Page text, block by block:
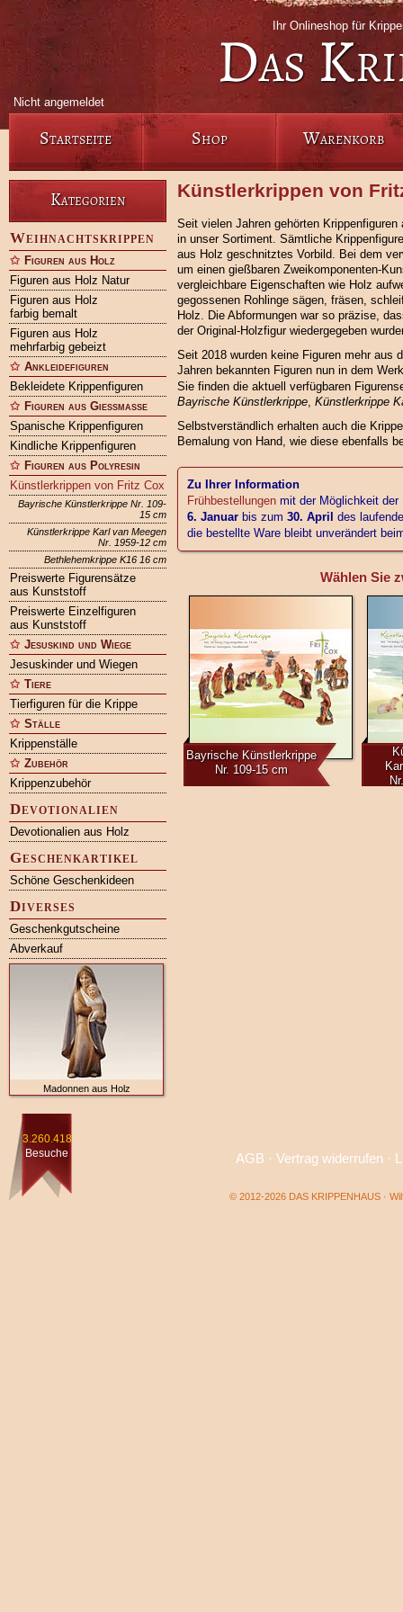
Ihr Onlineshop für
Das
Nicht angemeldet
Startseite Shop Warenkorb
Kategorien
Weihnachtskrippen
Figuren aus Holz
Figuren aus Holz Natur
Figuren aus Holz
farbig bemalt
Figuren aus Holz
mehrfarbig gebeizt
Ankleidefiguren
Bekleidete Krippenfiguren
Figuren aus Gießmasse
Spanische Krippenfiguren
Kindliche Krippenfiguren
Figuren aus Polyresin
Künstlerkrippen von Fritz Cox
Bayrische Künstlerkrippe Nr. 109-
15 cm
Künstlerkrippe Karl van Meegen
Nr. 1959-12 cm
Bethlehemkrippe K16 16 cm
Preiswerte Figurensätze
aus Kunststoff
Preiswerte Einzelfiguren
aus Kunststoff
Jesuskind und Wiege
Jesuskinder und Wiegen
Tiere
Tierfiguren für die Krippe
Ställe
Krippenställe
Zubehör
Krippenzubehör
Devotionalien
Devotionalien aus Holz
Geschenkartikel
Schöne Geschenkideen
Diverses
Geschenkgutscheine
Abverkauf
Madonnen aus Holz
Künstlerkrippen von
Seit vielen Jahren gehörten
in unser Sortiment. Sämtliche
aus Holz geschnitztes Vorbild. Bei dem
um einen gießbaren Zweikomponenten-
vergleichbare Eigenschaften wie Holz
gegossenen Rohlinge sägen, fräsen,
Holz. Die Abformungen war so präzise,
der Original-Holzfigur wiedergegeben
Seit 2018 wurden keine Figuren mehr aus
Jahren bekannten Figuren nun in dem
Sie finden die aktuell verfügbaren
Bayrische Künstlerkrippe, Künstlerkrippe
Selbstverständlich erhalten auch die
Bemalung von Hand, wie diese ebenfalls
Zu Ihrer Information
Frühbestellungen mit der Möglichkeit
6. Januar bis zum 30. April des
die bestellte Ware bleibt unverändert
Wählen Sie
Bayrische Künstlerkrippe
Nr. 109-15 cm
3.260.418
Besuche
AGB · Vertrag widerrufen·
© 2012-2026 DAS KRIPPENHAUS ·